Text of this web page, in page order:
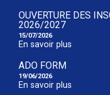
OUVERTURE DES
2026/2027
15/07/2026
En savoir plus
ADO FORM
19/06/2026
En savoir plus